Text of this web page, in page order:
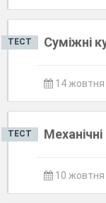
ТЕСТ Суміжні
14 жовтня
ТЕСТ
10 жовтня